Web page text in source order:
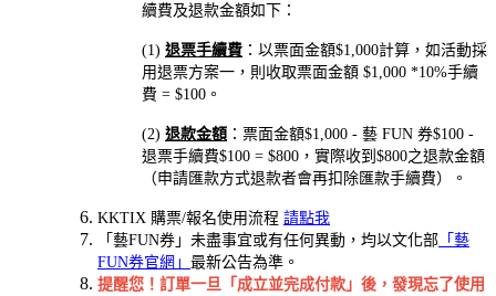
續費及退款金額如下：
(1) 退票手續費 ：以票面金額$1,000計算，如活動採
用退票方案一，則收取票面金額 $1,000 *10%手續
費 = $100。
(2) 退款金額 ：票面金額$1,000 - 藝 FUN 券$100 -
退票手續費$100 = $800，實際收到$800之退款金額
（申請匯款方式退款者會再扣除匯款手續費）。
KKTIX 購票/報名使用流程 請點我
「藝FUN券」未盡事宜或有任何異動，均以文化部 「藝
FUN券官網」 最新公告為準。
提醒您！訂單一旦「成立並完成付款」後，發現忘了使用